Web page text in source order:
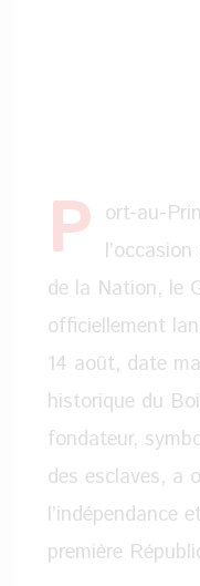
P ort-au-
de la Nation, le
officiellement
14 août, date
historique du
fondateur,
des esclaves, a
l’indépendance
première